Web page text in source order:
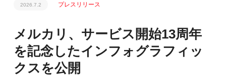
2026.7.2 プレスリリース
メルカリ、サービス開始13周年
を記念したインフォグラフィッ
クスを公開